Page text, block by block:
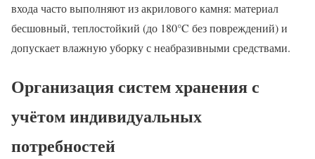
входа часто выполняют из акрилового камня: материал
бесшовный, теплостойкий (до 180°C без повреждений) и
допускает влажную уборку с неабразивными средствами.
Организация систем хранения с
учётом индивидуальных
потребностей